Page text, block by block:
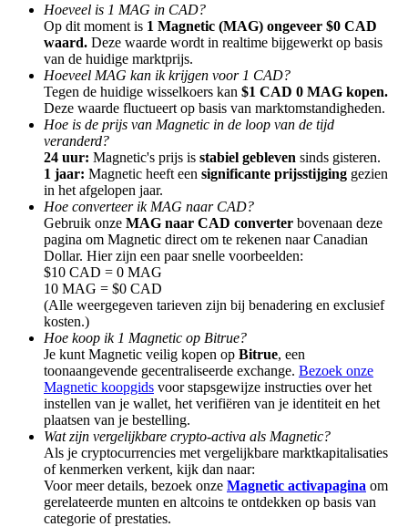
Doorverwijzing
Nodig een vriend uit om contante beloningen te ontvangen
BTC Welcome Rewards
BTC Welcome Rewards
Deposit & Trade BTC to Share 25000 USDT prize pool!
Deposit CASHCAT & Win
Hoeveel is 1 MAG in CAD?
Op dit moment is 1 Magnetic (MAG) ongeveer $0 CAD
waard. Deze waarde wordt in realtime bijgewerkt op basis
van de huidige marktprijs.
Hoeveel MAG kan ik krijgen voor 1 CAD?
Tegen de huidige wisselkoers kan $1 CAD 0 MAG kopen.
Deze waarde fluctueert op basis van marktomstandigheden.
Hoe is de prijs van Magnetic in de loop van de tijd
veranderd?
24 uur: Magnetic's prijs is stabiel gebleven sinds gisteren.
1 jaar: Magnetic heeft een significante prijsstijging gezien
in het afgelopen jaar.
Hoe converteer ik MAG naar CAD?
Gebruik onze MAG naar CAD converter bovenaan deze
pagina om Magnetic direct om te rekenen naar Canadian
Dollar. Hier zijn een paar snelle voorbeelden:
$10 CAD = 0 MAG
10 MAG = $0 CAD
(Alle weergegeven tarieven zijn bij benadering en exclusief
kosten.)
Hoe koop ik 1 Magnetic op Bitrue?
Je kunt Magnetic veilig kopen op Bitrue, een
toonaangevende gecentraliseerde exchange. Bezoek onze
Magnetic koopgids voor stapsgewijze instructies over het
instellen van je wallet, het verifiëren van je identiteit en het
plaatsen van je bestelling.
Wat zijn vergelijkbare crypto-activa als Magnetic?
Als je cryptocurrencies met vergelijkbare marktkapitalisaties
of kenmerken verkent, kijk dan naar:
Voor meer details, bezoek onze Magnetic activapagina om
gerelateerde munten en altcoins te ontdekken op basis van
categorie of prestaties.